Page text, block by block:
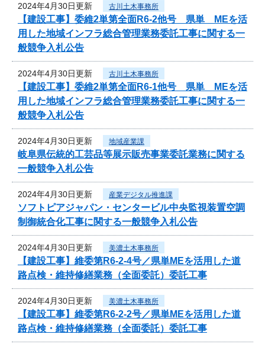
2024年4月30日更新 古川土木事務所
【建設工事】委維2単第全面R6-2他号 県単 MEを活
用した地域インフラ総合管理業務委託工事に関する一
般競争入札公告
2024年4月30日更新 古川土木事務所
【建設工事】委維2単第全面R6-1他号 県単 MEを活
用した地域インフラ総合管理業務委託工事に関する一
般競争入札公告
2024年4月30日更新 地域産業課
岐阜県伝統的工芸品等展示販売事業委託業務に関する
一般競争入札公告
2024年4月30日更新 産業デジタル推進課
ソフトピアジャパン・センタービル中央監視装置空調
制御統合化工事に関する一般競争入札公告
2024年4月30日更新 美濃土木事務所
【建設工事】維委第R6-2-4号／県単MEを活用した道
路点検・維持修繕業務（全面委託）委託工事
2024年4月30日更新 美濃土木事務所
【建設工事】維委第R6-2-2号／県単MEを活用した道
路点検・維持修繕業務（全面委託）委託工事